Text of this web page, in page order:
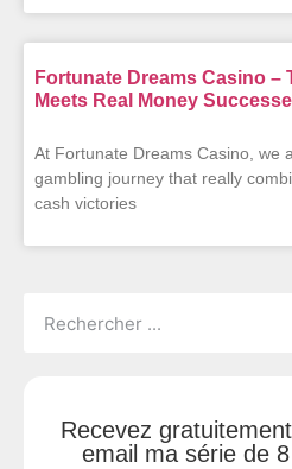
Fortunate Dreams Casino –
Meets Real Money
At Fortunate Dreams Casino, we
gambling journey that really
cash victories
Recevez
email ma série de